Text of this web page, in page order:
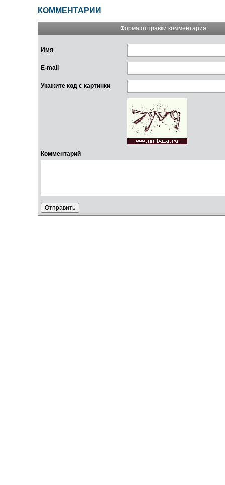
КОММЕНТАРИИ
Форма отправки комментария
Имя
E-mail
Укажите код с картинки
Комментарий